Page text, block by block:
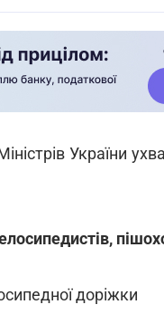
України
доріжки